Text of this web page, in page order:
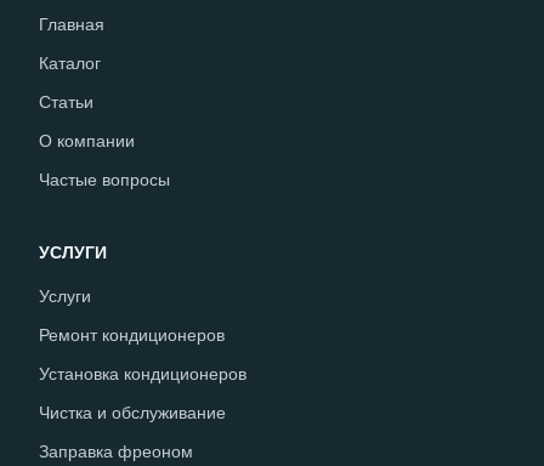
Главная
Каталог
Статьи
О компании
Частые вопросы
УСЛУГИ
Услуги
Ремонт кондиционеров
Установка кондиционеров
Чистка и обслуживание
Заправка фреоном